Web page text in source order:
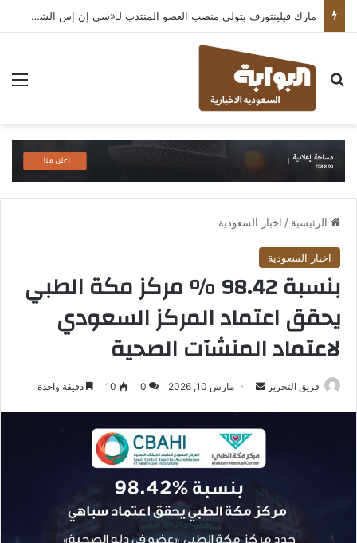
مارك فيلينتورف يتولى منصب العضو المنتدب لـ«سي إن إس الشرق الأوسط» ويشرف على شركات قطاع التكنولوجيا ضمن مجموعة غباش
بحث عن
الرئيسية / اخبار السعودية
اخبار السعودية
بنسبة 98.42 % مركز مكة الطبي
يحقق اعتماد المركز السعودي
لاعتماد المنشآت الصحية
فريق التحرير
أرسل مارس 10, 2026 0
10 دقيقة واحدة